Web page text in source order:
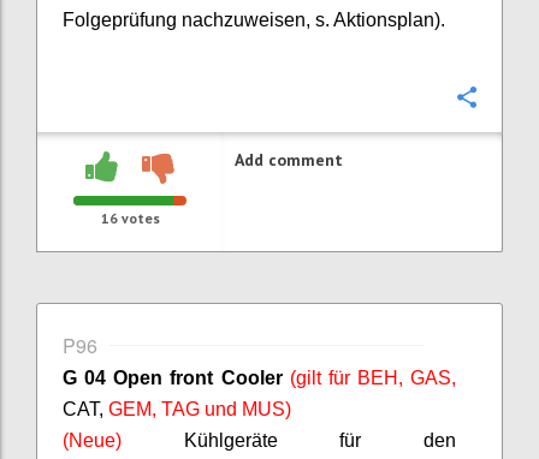
Folgeprüfung nachzuweisen, s. Aktionsplan).
16votes
Add comment
P96
G 04 Open front Cooler (gilt für BEH, GAS,
CAT, GEM, TAG und MUS)
(Neue) Kühlgeräte für den